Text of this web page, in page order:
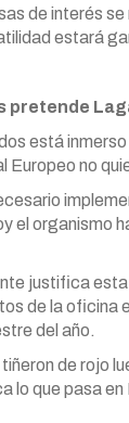
de interés
estará
pretende
está
Europeo no
el organismo
justifica
de la
del año.
de rojo
lo que pasa